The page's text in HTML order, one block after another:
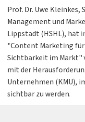
Prof. Dr. Uwe
Management und
Lippstadt (HSHL), hat
"Content Marketing
Sichtbarkeit im Markt"
mit der
Unternehmen (KMU),
sichtbar zu werden.